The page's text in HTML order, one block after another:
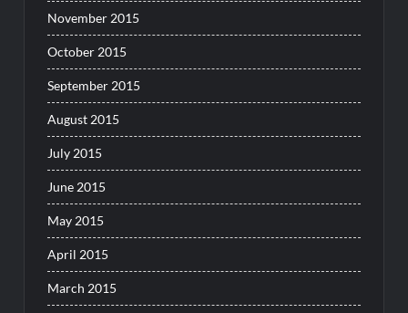
November 2015
October 2015
September 2015
August 2015
July 2015
June 2015
May 2015
April 2015
March 2015